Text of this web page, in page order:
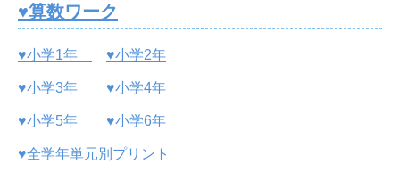
♥算数ワーク
♥小学1年 ♥小学2年
♥小学3年 ♥小学4年
♥小学5年 ♥小学6年
♥全学年単元別プリント